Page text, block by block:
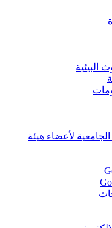
البيئية
لأعضاء هيئة